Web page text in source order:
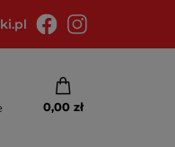
0,00 zł